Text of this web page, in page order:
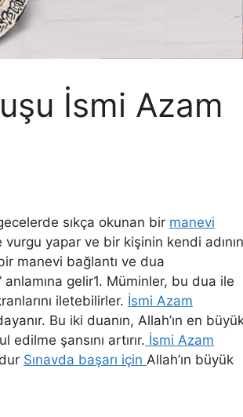
İsmi Azam
sıkça okunan bir manevi
vurgu yapar ve bir kişinin kendi adının
manevi bağlantı ve dua
anlamına gelir1. Müminler, bu dua ile
iletebilirler. İsmi Azam
Bu iki duanın, Allah’ın en
edilme şansını artırır. İsmi Azam
Sınavda başarı için Allah’ın büyük